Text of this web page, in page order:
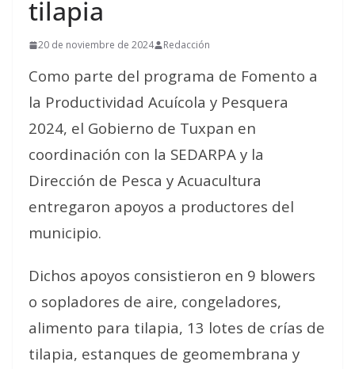
tilapia
20 de noviembre de 2024 Redacción
Como parte del programa de Fomento a
la Productividad Acuícola y Pesquera
2024, el Gobierno de Tuxpan en
coordinación con la SEDARPA y la
Dirección de Pesca y Acuacultura
entregaron apoyos a productores del
municipio.
Dichos apoyos consistieron en 9 blowers
o sopladores de aire, congeladores,
alimento para tilapia, 13 lotes de crías de
tilapia, estanques de geomembrana y